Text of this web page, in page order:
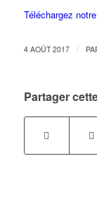
Téléchargez
4 AOÛT 2017 /
Partager